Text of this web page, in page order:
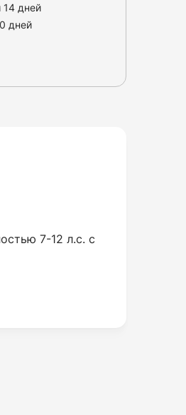
14 дней
дней
7-12 л.с. с